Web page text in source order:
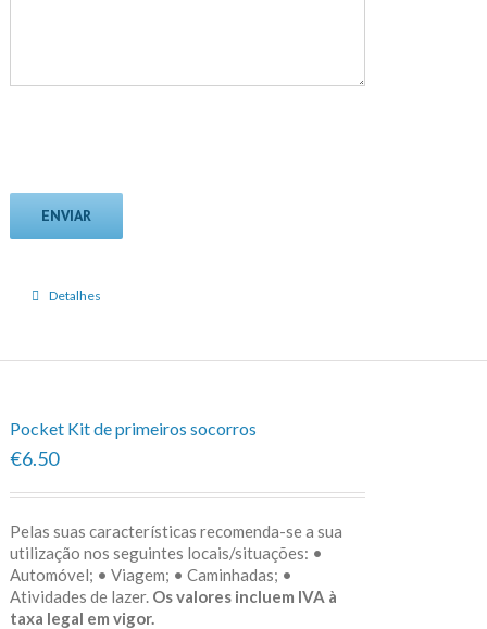
Detalhes
Pocket Kit de primeiros socorros
€6.50
Pelas suas características recomenda-se a sua
utilização nos seguintes locais/situações: •
Automóvel; • Viagem; • Caminhadas; •
Atividades de lazer. Os valores incluem IVA à
taxa legal em vigor.